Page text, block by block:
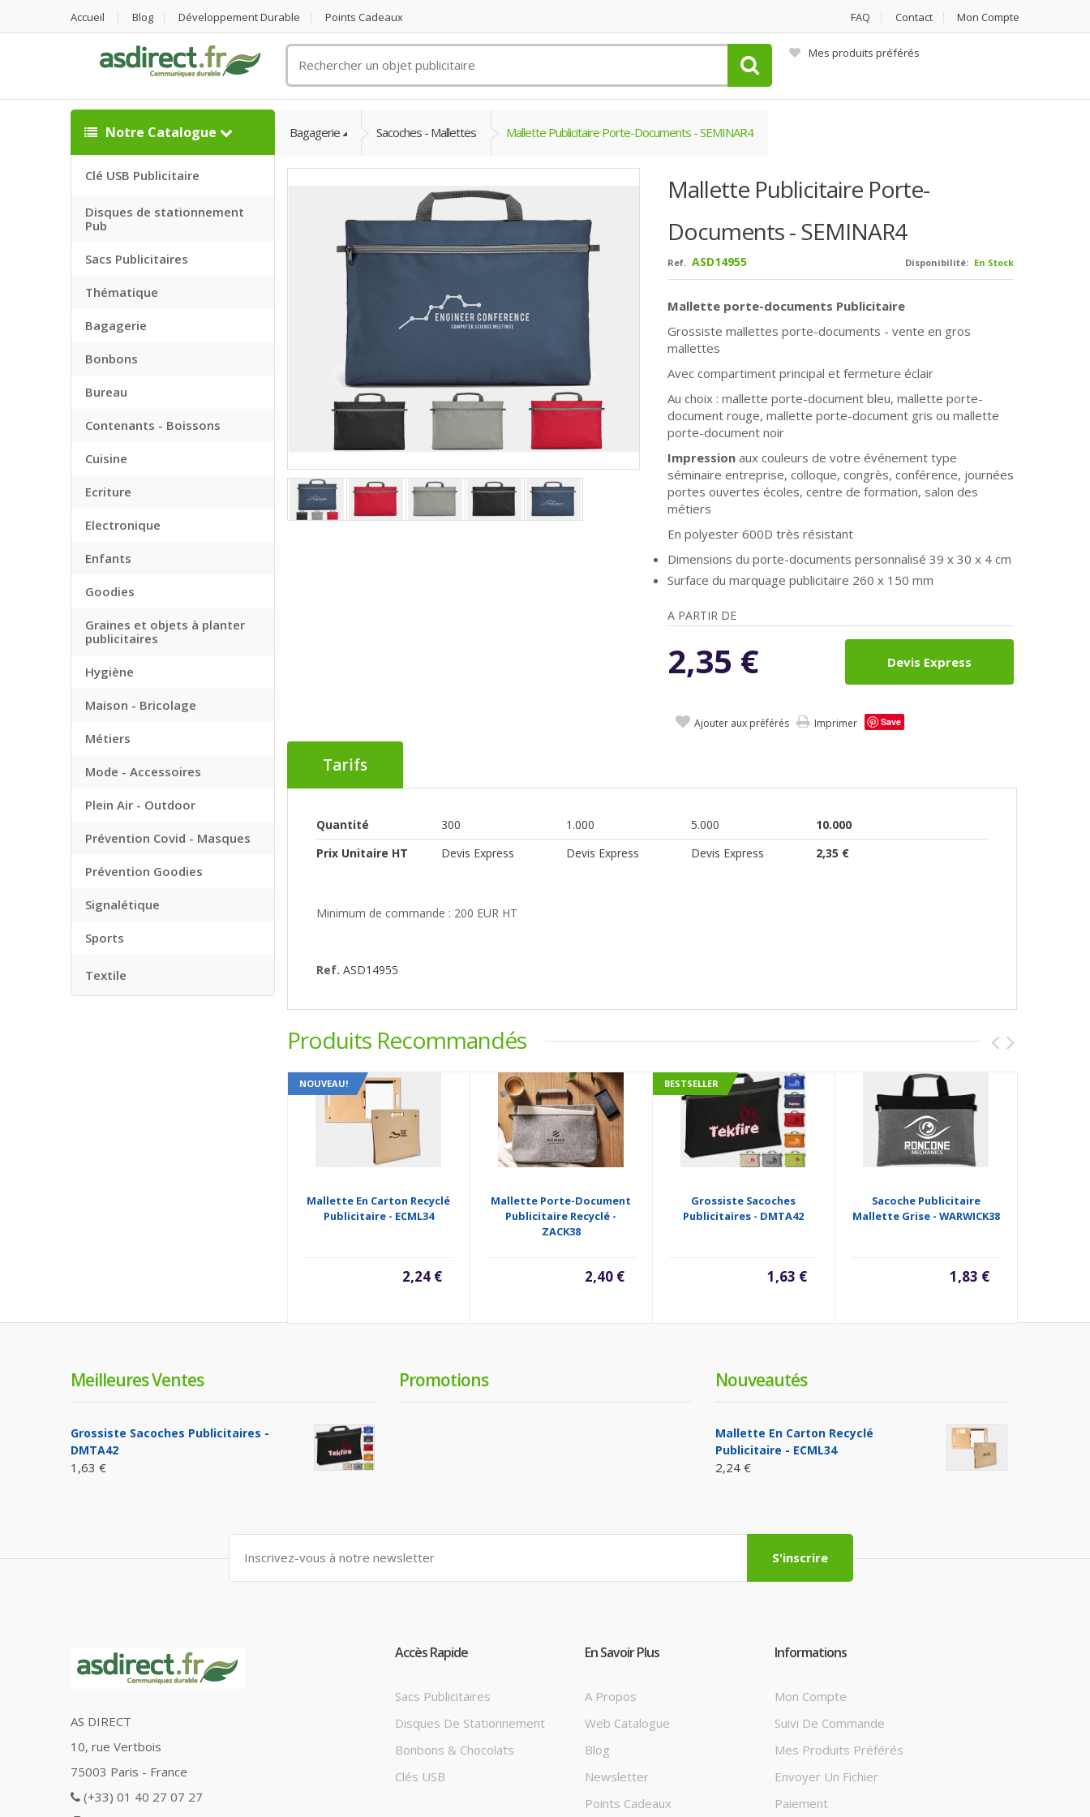
Accueil Blog Développement Durable Points Cadeaux FAQ Contact Mon Compte
un
objet
publicitaire
Mes produits préférés
Notre Catalogue
Clé USB Publicitaire
Disques de stationnement
Pub
Sacs Publicitaires
Thématique
Bagagerie
Bonbons
Bureau
Contenants - Boissons
Cuisine
Ecriture
Electronique
Enfants
Goodies
Graines et objets à planter
publicitaires
Hygiène
Maison - Bricolage
Métiers
Mode - Accessoires
Plein Air - Outdoor
Prévention Covid - Masques
Prévention Goodies
Signalétique
Sports
Textile
Bagagerie Sacoches - Mallettes Mallette Publicitaire Porte-Documents - SEMINAR4
Mallette Publicitaire Porte-
Documents - SEMINAR4
Disponibilité: En Stock
Ref. ASD14955
Mallette porte-documents Publicitaire
Grossiste mallettes porte-documents - vente en gros
mallettes
Avec compartiment principal et fermeture éclair
Au choix : mallette porte-document bleu, mallette porte-
document rouge, mallette porte-document gris ou mallette
porte-document noir
Impression aux couleurs de votre événement type
séminaire entreprise, colloque, congrès, conférence, journées
portes ouvertes écoles, centre de formation, salon des
métiers
En polyester 600D très résistant
Dimensions du porte-documents personnalisé 39 x 30 x 4 cm
Surface du marquage publicitaire 260 x 150 mm
A PARTIR DE
2,35 € Devis Express
Ajouter aux préférés Imprimer Save
Tarifs
Quantité 300 1.000 5.000
10.000
Prix Unitaire HT
Devis Express Devis Express Devis Express 2,35 €
Minimum de commande : 200 EUR HT
Ref. ASD14955
Produits Recommandés
NOUVEAU!
Mallette En Carton Recyclé
Publicitaire - ECML34
2,24 €
Mallette Porte-Document
Publicitaire Recyclé -
ZACK38
2,40 €
BESTSELLER
Grossiste Sacoches
Publicitaires - DMTA42
1,63 €
Sacoche Publicitaire
Mallette Grise - WARWICK38
1,83 €
Meilleures Ventes
Grossiste Sacoches Publicitaires -
DMTA42
1,63 €
Promotions Nouveautés
Mallette En Carton Recyclé
Publicitaire - ECML34
2,24 €
S'inscrire
AS DIRECT
10, rue Vertbois
75003 Paris - France
(+33) 01 40 27 07 27
Accès Rapide
Sacs Publicitaires
Disques De Stationnement
Bonbons & Chocolats
Clés USB
En Savoir Plus
A Propos
Web Catalogue
Blog
Newsletter
Points Cadeaux
Informations
Mon Compte
Suivi De Commande
Mes Produits Préférés
Envoyer Un Fichier
Paiement